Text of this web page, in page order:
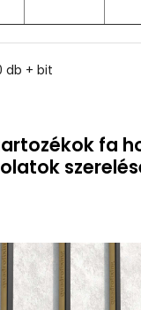
db + bit
fa